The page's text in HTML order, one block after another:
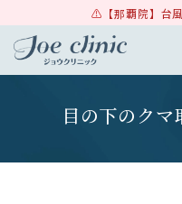
【那覇院】台
目の下のクマ